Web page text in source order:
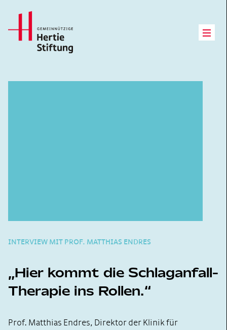
Hertie Stiftung Logo
INTERVIEW MIT PROF. MATTHIAS ENDRES
Hier kommt die Schlaganfall-
Therapie ins Rollen.
Prof. Matthias Endres, Direktor der Klinik für